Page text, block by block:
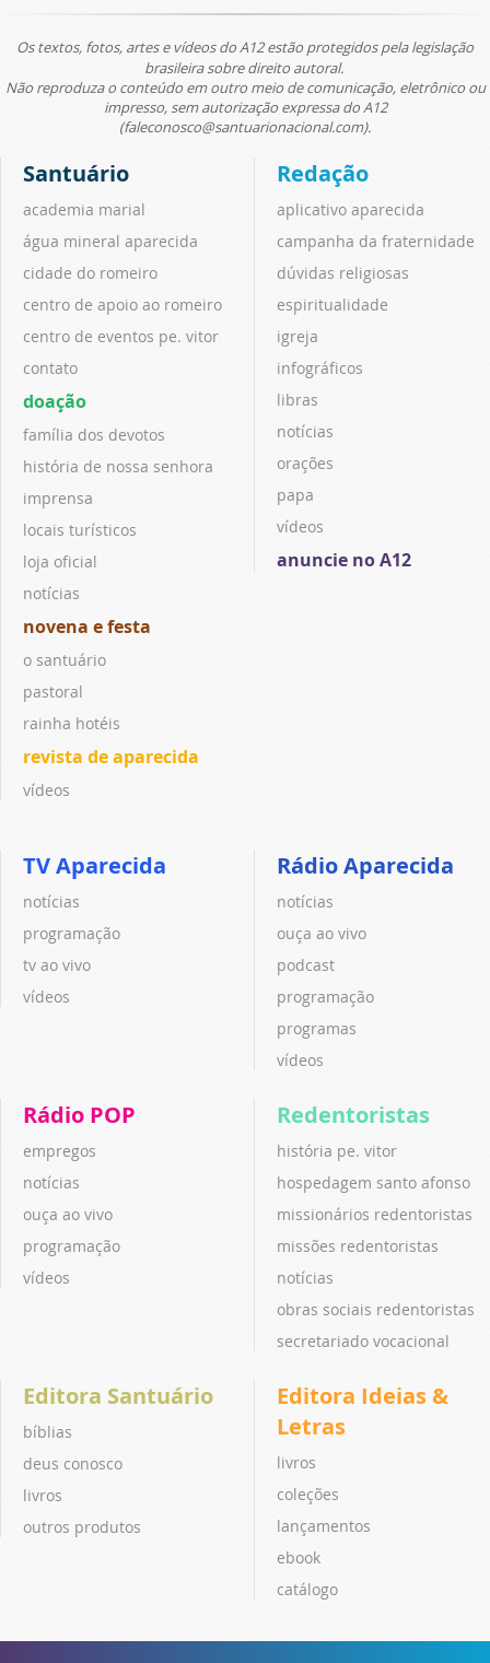
Os textos, fotos, artes e vídeos do A12 estão protegidos pela legislação
brasileira sobre direito autoral.
Não reproduza o conteúdo em outro meio de comunicação, eletrônico ou
impresso, sem autorização expressa do A12
(faleconosco@santuarionacional.com).
Santuário
academia marial
água mineral aparecida
cidade do romeiro
centro de apoio ao romeiro
centro de eventos pe. vitor
contato
doação
família dos devotos
história de nossa senhora
imprensa
locais turísticos
loja oficial
notícias
novena e festa
o santuário
pastoral
rainha hotéis
revista de aparecida
vídeos
Redação
aplicativo aparecida
campanha da fraternidade
dúvidas religiosas
espiritualidade
igreja
infográficos
libras
notícias
orações
papa
vídeos
anuncie no A12
TV Aparecida
notícias
programação
tv ao vivo
vídeos
Rádio Aparecida
notícias
ouça ao vivo
podcast
programação
programas
vídeos
Rádio POP
empregos
notícias
ouça ao vivo
programação
vídeos
Redentoristas
história pe. vitor
hospedagem santo afonso
missionários redentoristas
missões redentoristas
notícias
obras sociais redentoristas
secretariado vocacional
Editora Santuário
bíblias
deus conosco
livros
outros produtos
Editora Ideias &
Letras
livros
coleções
lançamentos
ebook
catálogo